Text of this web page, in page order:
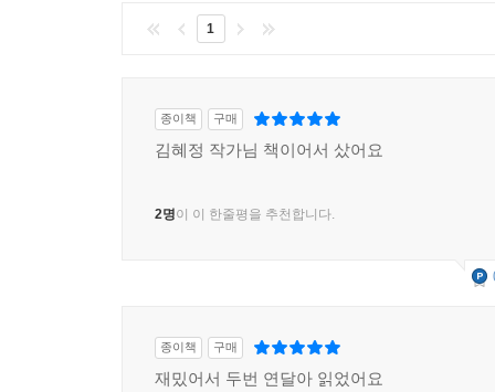
1
종이책 구매
김혜정 작가님 책이어서 샀어요
2명이 이 한줄평을 추천합니다.
종이책 구매
재밌어서 두번 연달아 읽었어요